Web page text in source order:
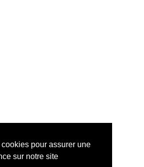
pour assurer une
sur notre site